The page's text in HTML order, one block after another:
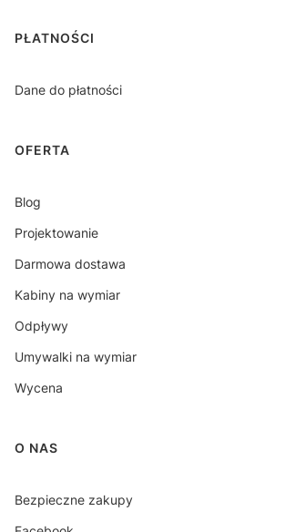
PŁATNOŚCI
Dane do płatności
OFERTA
Blog
Projektowanie
Darmowa dostawa
Kabiny na wymiar
Odpływy
Umywalki na wymiar
Wycena
O NAS
Bezpieczne zakupy